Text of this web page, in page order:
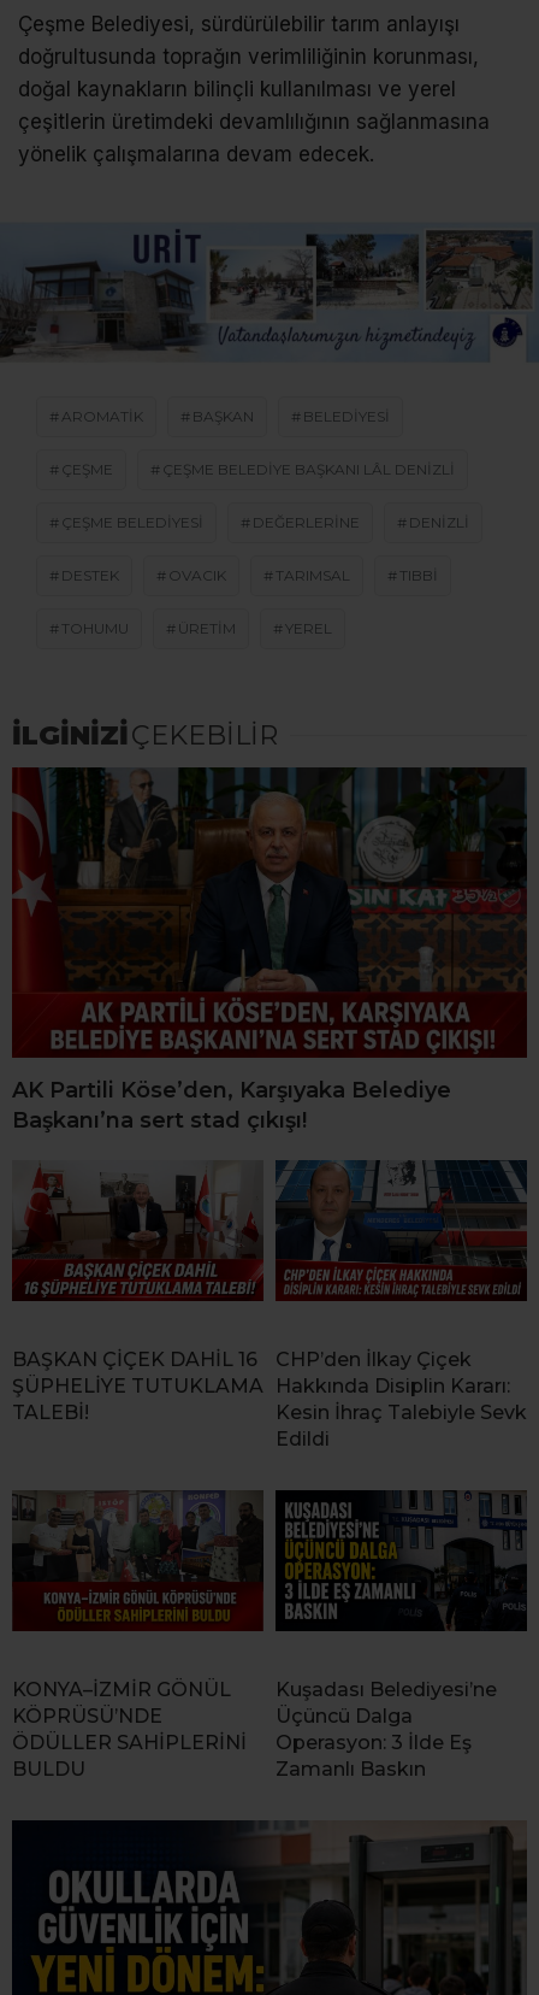
Çeşme Belediyesi, sürdürülebilir tarım anlayışı
doğrultusunda toprağın verimliliğinin korunması,
doğal kaynakların bilinçli kullanılması ve yerel
çeşitlerin üretimdeki devamlılığının sağlanmasına
yönelik çalışmalarına devam edecek.
AROMATIK BAŞKAN BELEDIYESI
ÇEŞME ÇEŞME BELEDIYE BAŞKANI LÂL DENIZLI
ÇEŞME BELEDIYESI DEĞERLERINE DENIZLI
DESTEK OVACIK TARIMSAL TIBBI
TOHUMU ÜRETIM YEREL
İLGİNİZİÇEKEBİLİR
AK Partili Köse’den, Karşıyaka Belediye
Başkanı’na sert stad çıkışı!
BAŞKAN ÇİÇEK DAHİL 16
ŞÜPHELİYE TUTUKLAMA
TALEBİ!
CHP’den İlkay Çiçek
Hakkında Disiplin Kararı:
Kesin İhraç Talebiyle Sevk
Edildi
KONYA–İZMİR GÖNÜL
KÖPRÜSÜ’NDE
ÖDÜLLER SAHİPLERİNİ
BULDU
Kuşadası Belediyesi’ne
Üçüncü Dalga
Operasyon: 3 İlde Eş
Zamanlı Baskın